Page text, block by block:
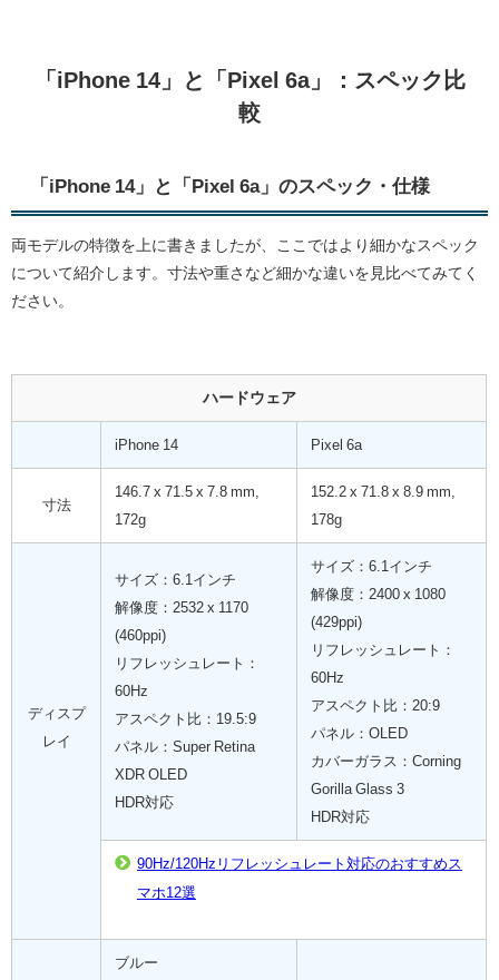
「iPhone 14」と「Pixel 6a」：スペック比
較
「iPhone 14」と「Pixel 6a」のスペック・仕様
両モデルの特徴を上に書きましたが、ここではより細かなスペック
について紹介します。寸法や重さなど細かな違いを見比べてみてく
ださい。
ハードウェア
iPhone 14 Pixel 6a
寸法
146.7 x 71.5 x 7.8 mm,
172g
152.2 x 71.8 x 8.9 mm,
178g
ディスプ
レイ
サイズ：6.1インチ
解像度：2532 x 1170
(460ppi)
リフレッシュレート：
60Hz
アスペクト比：19.5:9
パネル：Super Retina
XDR OLED
HDR対応
サイズ：6.1インチ
解像度：2400 x 1080
(429ppi)
リフレッシュレート：
60Hz
アスペクト比：20:9
パネル：OLED
カバーガラス：Corning
Gorilla Glass 3
HDR対応
90Hz/120Hzリフレッシュレート対応のおすすめス
マホ12選
ブルー